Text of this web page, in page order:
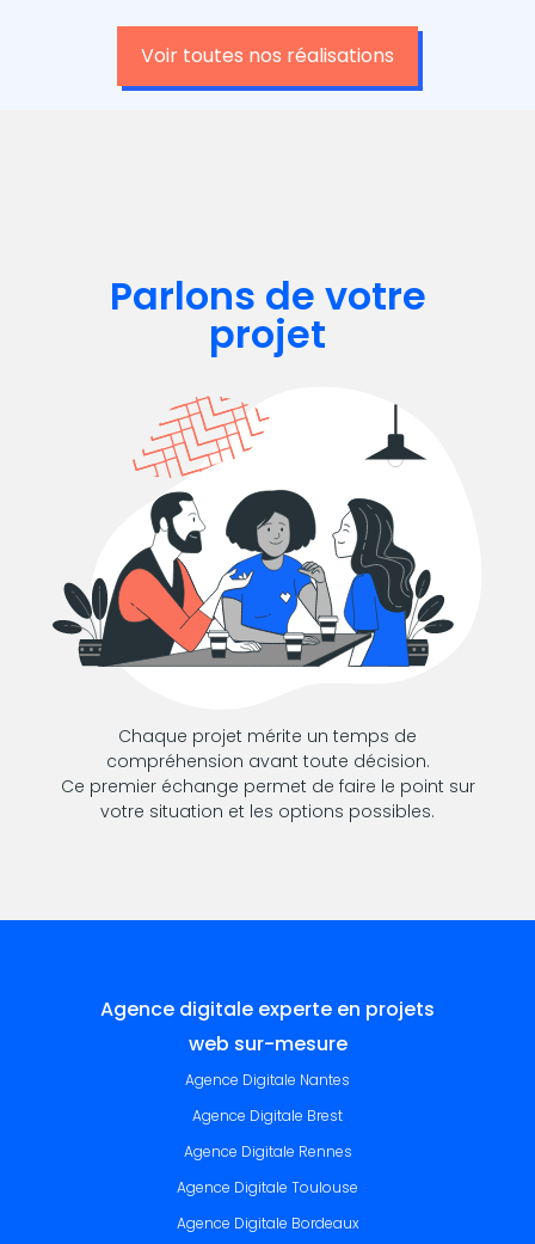
Voir toutes nos réalisations
Parlons de votre
projet
Chaque projet mérite un temps de
compréhension avant toute décision.
Ce premier échange permet de faire le point sur
votre situation et les options possibles.
Agence digitale experte en projets
web sur-mesure
Agence Digitale Nantes
Agence Digitale Brest
Agence Digitale Rennes
Agence Digitale Toulouse
Agence Digitale Bordeaux